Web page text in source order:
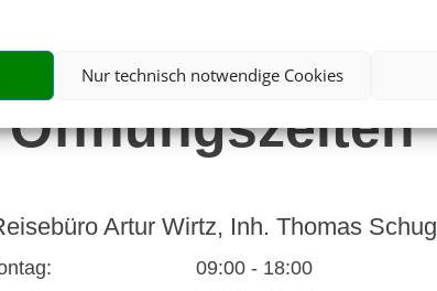
Nur technisch notwendige Cookies
Öffnungszeiten
Artur Wirtz, Inh. Thomas Schug
09:00 - 18:00